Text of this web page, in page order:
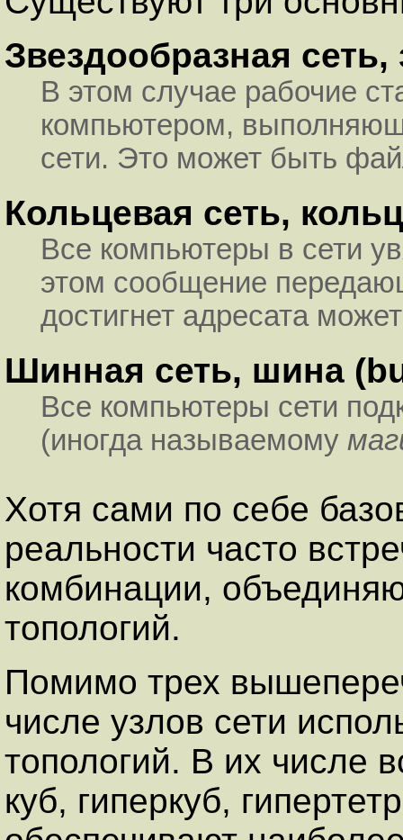
Звездообразная сеть,
В этом случае рабочие
компьютером,
сети. Это может быть
Кольцевая сеть,
Все компьютеры в сети
этом сообщение
достигнет адресата
Шинная сеть, шина
Все компьютеры сети
(иногда называемому
Хотя сами по себе
реальности часто
комбинации,
топологий.
Помимо трех
числе узлов сети
топологий. В их числе
куб, гиперкуб,